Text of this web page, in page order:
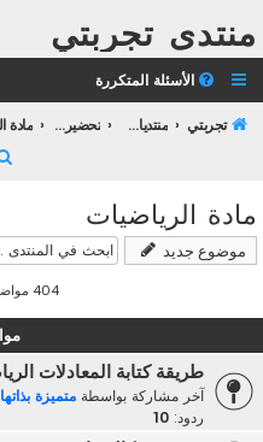
منتدى تجربتي
الأسئلة المتكررة
تجربتي منتديات التعليم الثانوي تحضير بكالوريا 2023
مادة الرياضيات
موضوع جديد
404 مواضيع
طريقة كتابة المعادلات
آخر مشاركة بواسطة متميزة بذاتها
ردود: 10